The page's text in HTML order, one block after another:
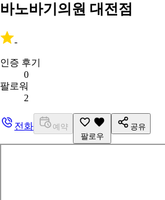
바노바기의원 대전점
-
인증 후기
0
팔로워
2
전화
예약
팔로우
공유